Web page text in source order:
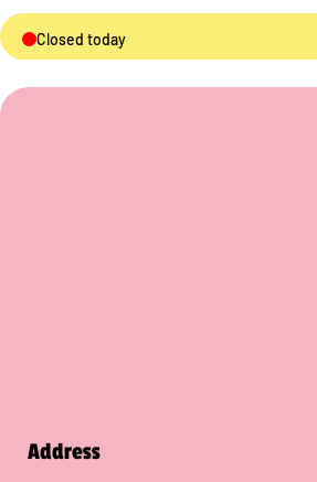
Closed today
Address